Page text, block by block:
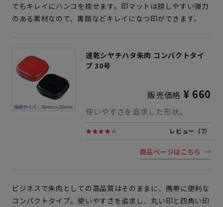
でもキレイにハンコを捺せます。印マットは捺しやすい弾力
のある素材なので、書類などキレイになつ印ができます。
速乾シヤチハタ朱肉 コンパクトタイ
プ 30号
販売価格 ¥ 660
使いやすさを追求した形状。
★★★★★ レビュー（7）
商品ページはこちら
ビジネスで朱肉としての高品質はそのままに、携帯に便利な
コンパクトタイプ。使いやすさを追求し、丸い印と四角い印